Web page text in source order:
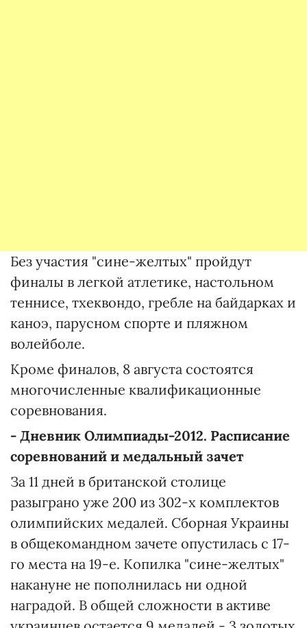
Без участия "сине-желтых" пройдут
финалы в легкой атлетике, настольном
теннисе, тхеквондо, гребле на байдарках и
каноэ, парусном спорте и пляжном
волейболе.
Кроме финалов, 8 августа состоятся
многочисленные квалификационные
соревнования.
- Дневник Олимпиады-2012. Расписание
соревнований и медальный зачет
За 11 дней в британской столице
разыграно уже 200 из 302-х комплектов
олимпийских медалей. Сборная Украины
в общекомандном зачете опустилась с 17-
го места на 19-е. Копилка "сине-желтых"
накануне не пополнилась ни одной
наградой. В общей сложности в активе